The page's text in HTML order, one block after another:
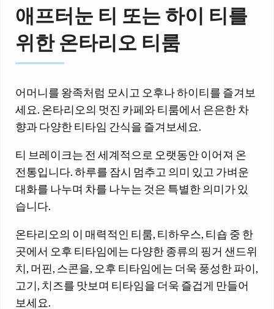
애프터눈 티 또는 하이 티를
위한 온타리오 티룸
어머니를 왕족처럼 모시고 오후나 하이티를 즐겨보
세요. 온타리오의 멋진 카페와 티룸에서 은은한 차
향과 다양한 티타임 간식을 즐겨보세요.
티 브레이크는 전 세계적으로 오랫동안 이어져 온
전통입니다. 하루를 잠시 멈추고 의미 있고 가벼운
대화를 나누며 차를 나누는 것은 특별한 의미가 있
습니다.
온타리오의 이 매력적인 티룸, 티하우스, 티숍 중 한
곳에서 오후 티타임에는 다양한 종류의 핑거 샌드위
치, 머핀, 스콘을, 오후 티타임에는 더욱 풍성한 파이,
고기, 치즈를 맛보며 티타임을 더욱 즐겁게 만들어
보세요.